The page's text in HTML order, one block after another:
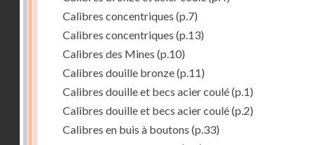
Calibres concentriques (p.7)
Calibres concentriques (p.13)
Calibres des Mines (p.10)
Calibres douille bronze(p.11)
Calibres douille et becs acier coulé(p.1)
Calibres douille et becs acier coulé(p.2)
Calibres en buis à boutons (p.33)